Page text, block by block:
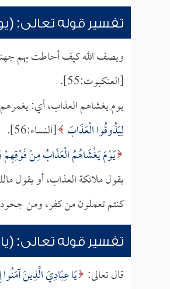
تفسير قوله
ويصف الله كيف أحاطت بهم
[العنكبوت:55].
يوم يغشاهم العذاب، أي:
لِيَذُوقُوا الْعَذَابَ [النساء:56].
يَوْمَ يَغْشَاهُمُ الْعَذَابُ مِنْ
يقول ملائكة العذاب، أو يقول
كنتم تعملون من كفر، ومن جحود
تفسير قوله تعالى:
قال تعالى: يَا عِبَادِيَ الَّذِينَ